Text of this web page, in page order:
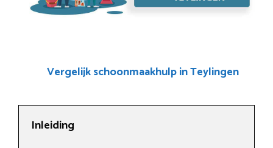
Vergelijk schoonmaakhulp in Teylingen
Inleiding